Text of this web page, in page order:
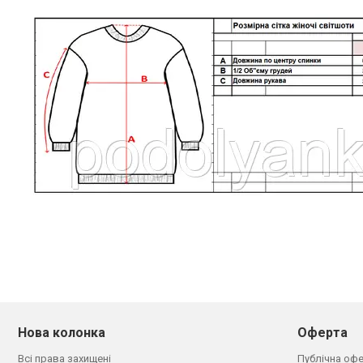
Нова колонка
Всі права захищені
Оферта
Публічна